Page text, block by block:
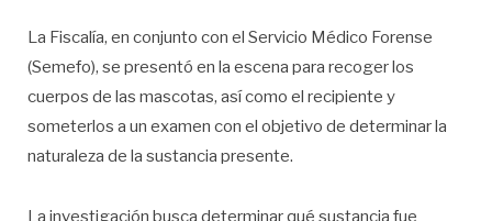
La Fiscalía, en conjunto con el Servicio Médico Forense
(Semefo), se presentó en la escena para recoger los
cuerpos de las mascotas, así como el recipiente y
someterlos a un examen con el objetivo de determinar la
naturaleza de la sustancia presente.
La investigación busca determinar qué sustancia fue